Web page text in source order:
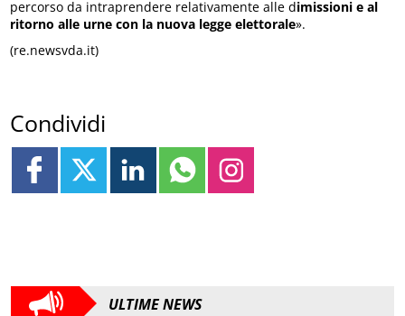
percorso da intraprendere relativamente alle dimissioni e al
ritorno alle urne con la nuova legge elettorale».
(re.newsvda.it)
Condividi
ULTIME NEWS